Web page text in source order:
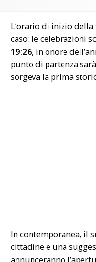
L’orario di inizio della
caso: le celebrazioni
19:26, in onore
punto di partenza sarà
sorgeva la prima
In contemporanea, il
cittadine e una
annunceranno